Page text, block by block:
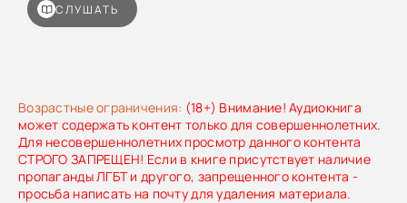
Возрастные ограничения: (18+) Внимание! Аудиокнига
может содержать контент только для совершеннолетних.
Для несовершеннолетних просмотр данного контента
СТРОГО ЗАПРЕЩЕН! Если в книге присутствует наличие
пропаганды ЛГБТ и другого, запрещенного контента -
просьба написать на почту для удаления материала.
СЛУШАТЬ